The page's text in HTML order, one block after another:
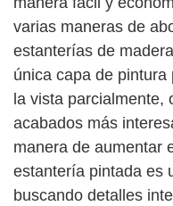
varias maneras de
estanterías de
única capa de
la vista parcialmente,
acabados más
manera de aumentar
estantería pintada es
buscando detalles